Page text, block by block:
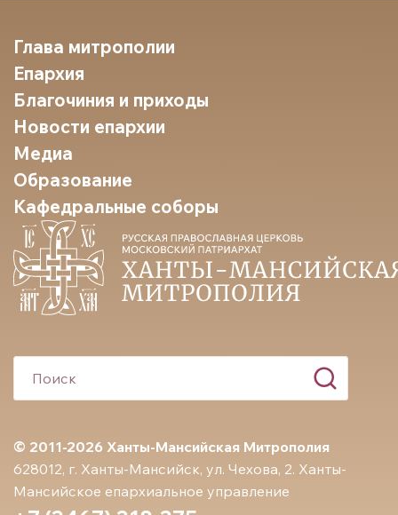
© 2011-2026 Ханты-Мансийская Митрополия
628012, г. Ханты-Мансийск, ул. Чехова, 2. Ханты-
Мансийское епархиальное управление
Глава митрополии
Епархия
Благочиния и приходы
Новости епархии
Медиа
Образование
Кафедральные соборы